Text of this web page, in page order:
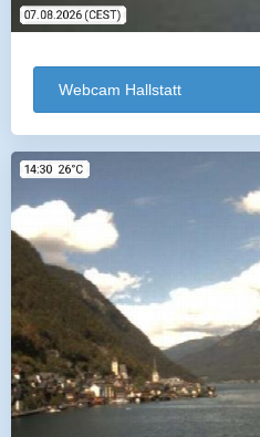
Webcam Hallstatt